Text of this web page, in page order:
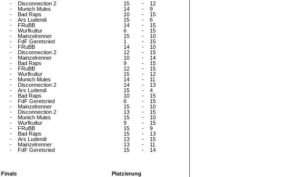
- Disconnection 2 15 -
12
- Munich Mules 14 -
9
- Bad Raps 10 -
15
- Ars Ludendi 15 -
6
- FRuBB 14 -
15
- Wurfkultur 6 -
15
- Mainzelrenner 15 -
10
- FdF Geretsried 1 -
15
- FRuBB 14 -
10
- Disconnection 2 12 -
15
- Mainzelrenner 10 -
14
- Bad Raps 9 -
15
- FRuBB 12 -
15
- Wurfkultur 15 -
12
- Munich Mules 14 -
11
- Disconnection 2 14 -
13
- Ars Ludendi 15 -
4
- Bad Raps 10 -
15
- FdF Geretsried 6 -
15
- Mainzelrenner 15 -
10
- Disconnection 2 13 -
15
- Munich Mules 15 -
10
- Wurfkultur 9 -
15
- FRuBB 15 -
9
- Bad Raps 15 -
13
- Ars Ludendi 13 -
15
- Mainzelrenner 13 -
11
- FdF Geretsried 15 -
14
Finals
Platzierung